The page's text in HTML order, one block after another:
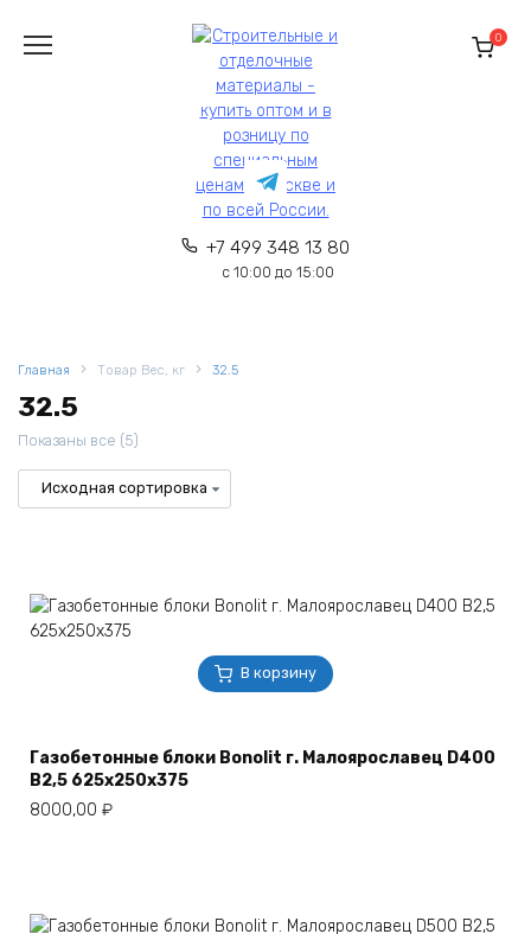
содержанию
+7 499 348 13 80
с 10:00 до 15:00
0
Главная Товар Вес, кг 32.5
32.5
Показаны все (5)
В корзину
Газобетонные блоки Bonolit г. Малоярославец D400
B2,5 625х250х375
8000,00 ₽